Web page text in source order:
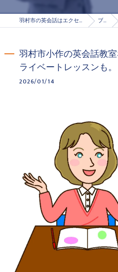
羽村市の英会話はエクセルイングリッシュクラブ ブログ
羽村市小作の英会話教
ライベートレッスンも。
2026/01/14